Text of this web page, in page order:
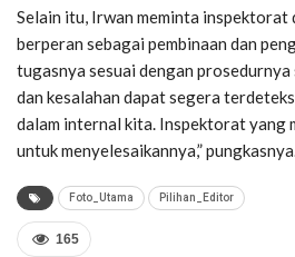
Selain itu, Irwan meminta inspektorat
berperan sebagai pembinaan dan
tugasnya sesuai dengan
dan kesalahan dapat segera
dalam internal kita. Inspektorat yang
untuk menyelesaikannya,”
Foto_Utama Pilihan_Editor
165